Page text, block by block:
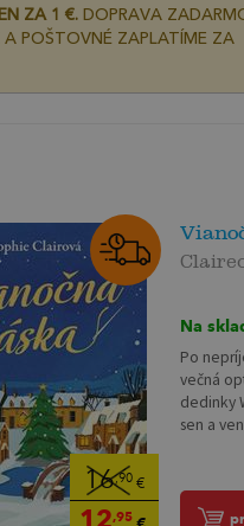
ZA 1 €.DOPRAVA
POŠTOVNÉ ZAPLATÍME ZA
16,90 €
12,95
Na
Po
večná
dedinky
sen a